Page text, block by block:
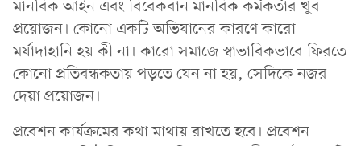
মানবিক আইন এবং বিবেকবান মানবিক কর্মকর্তার খুব
প্রয়োজন। কোনো একটি অভিযানের কারণে কারো
মর্যাদাহানি হয় কী না। কারো সমাজে স্বাভাবিকভাবে ফিরতে
কোনো প্রতিবন্ধকতায় পড়তে যেন না হয়, সেদিকে নজর
দেয়া প্রয়োজন।
প্রবেশন কার্যক্রমের কথা মাথায় রাখতে হবে। প্রবেশন